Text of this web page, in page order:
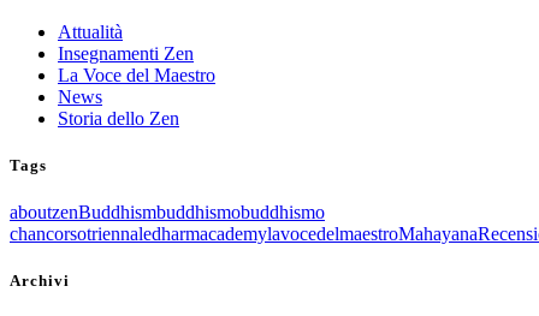
Attualità
Insegnamenti Zen
La Voce del Maestro
News
Storia dello Zen
Tags
aboutzenBuddhismbuddhismobuddhismo
chancorsotriennaledharmacademylavocedelmaestroMahayana
Archivi